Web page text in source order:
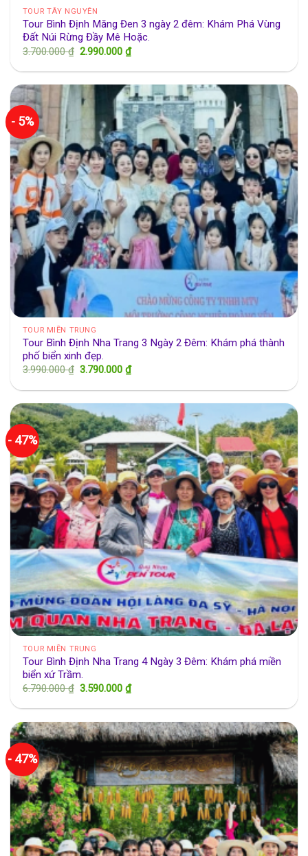
TOUR TÂY NGUYÊN
Tour Bình Định Măng Đen 3 ngày 2 đêm: Khám Phá Vùng
Đất Núi Rừng Đầy Mê Hoặc.
3.700.000₫ Giá
là:
3.700.000 ₫.
2.990.000₫Giá
hiện
tại
là:
2.990.000 ₫.
- 5%
TOUR MIỀN TRUNG
Tour Bình Định Nha Trang 3 Ngày 2 Đêm: Khám phá thành
phố biển xinh đẹp.
3.990.000₫ Giá
là:
3.790.000₫Giá
tại
3.790.000 ₫.
- 47%
TOUR MIỀN TRUNG
Tour Bình Định Nha Trang 4 Ngày 3 Đêm: Khám phá miền
biển xứ Trầm.
6.790.000₫ Giá
là:
3.590.000₫Giá
hiện
tại
3.590.000 ₫.
- 47%